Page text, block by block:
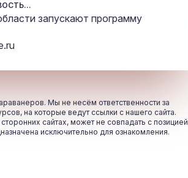
запускают программу
Мы не несём ответственности за
на которые ведут ссылки с нашего сайта.
сайтах, может не совпадать с позицией
исключительно для ознакомления.